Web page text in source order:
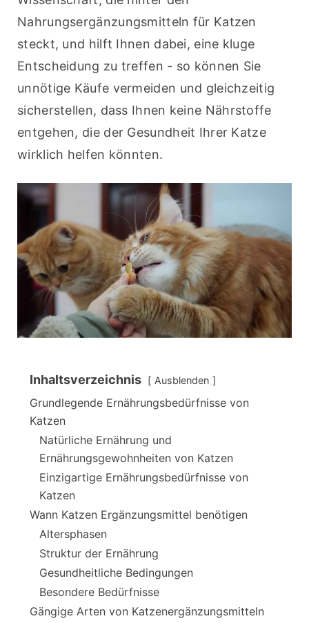
Nahrungsergänzungsmitteln für Katzen
steckt, und hilft Ihnen dabei, eine kluge
Entscheidung zu treffen - so können Sie
unnötige Käufe vermeiden und gleichzeitig
sicherstellen, dass Ihnen keine Nährstoffe
entgehen, die der Gesundheit Ihrer Katze
wirklich helfen könnten.
Inhaltsverzeichnis Ausblenden
Grundlegende Ernährungsbedürfnisse von
Katzen
Natürliche Ernährung und
Ernährungsgewohnheiten von Katzen
Einzigartige Ernährungsbedürfnisse von
Katzen
Wann Katzen Ergänzungsmittel benötigen
Altersphasen
Struktur der Ernährung
Gesundheitliche Bedingungen
Besondere Bedürfnisse
Gängige Arten von Katzenergänzungsmitteln